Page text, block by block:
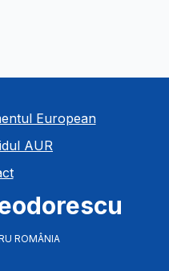
ROMÂNIA
European
AUR